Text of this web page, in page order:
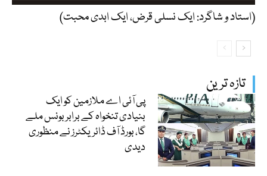
تازہ ترین
پی آئی اے ملازمین کو ایک
بنیادی تنخواہ کے برابر بونس ملے
گا، بورڈ آف ڈائریکٹرز نے منظوری
دیدی
(استاد و شاگرد: ایک نسلی قرض، ایک ابدی محبت)